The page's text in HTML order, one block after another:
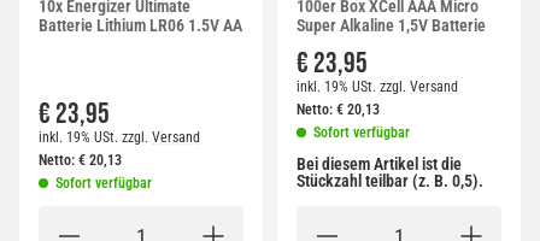
10x Energizer Ultimate
Batterie Lithium LR06 1.5V AA
€ 23,95
inkl. 19% USt. zzgl. Versand
Netto: € 20,13
Sofort verfügbar
100er Box XCell AAA Micro
Super Alkaline 1,5V Batterie
€ 23,95
inkl. 19% USt. zzgl. Versand
Netto: € 20,13
Sofort verfügbar
Bei diesem Artikel ist die
Stückzahl teilbar (z. B. 0,5).